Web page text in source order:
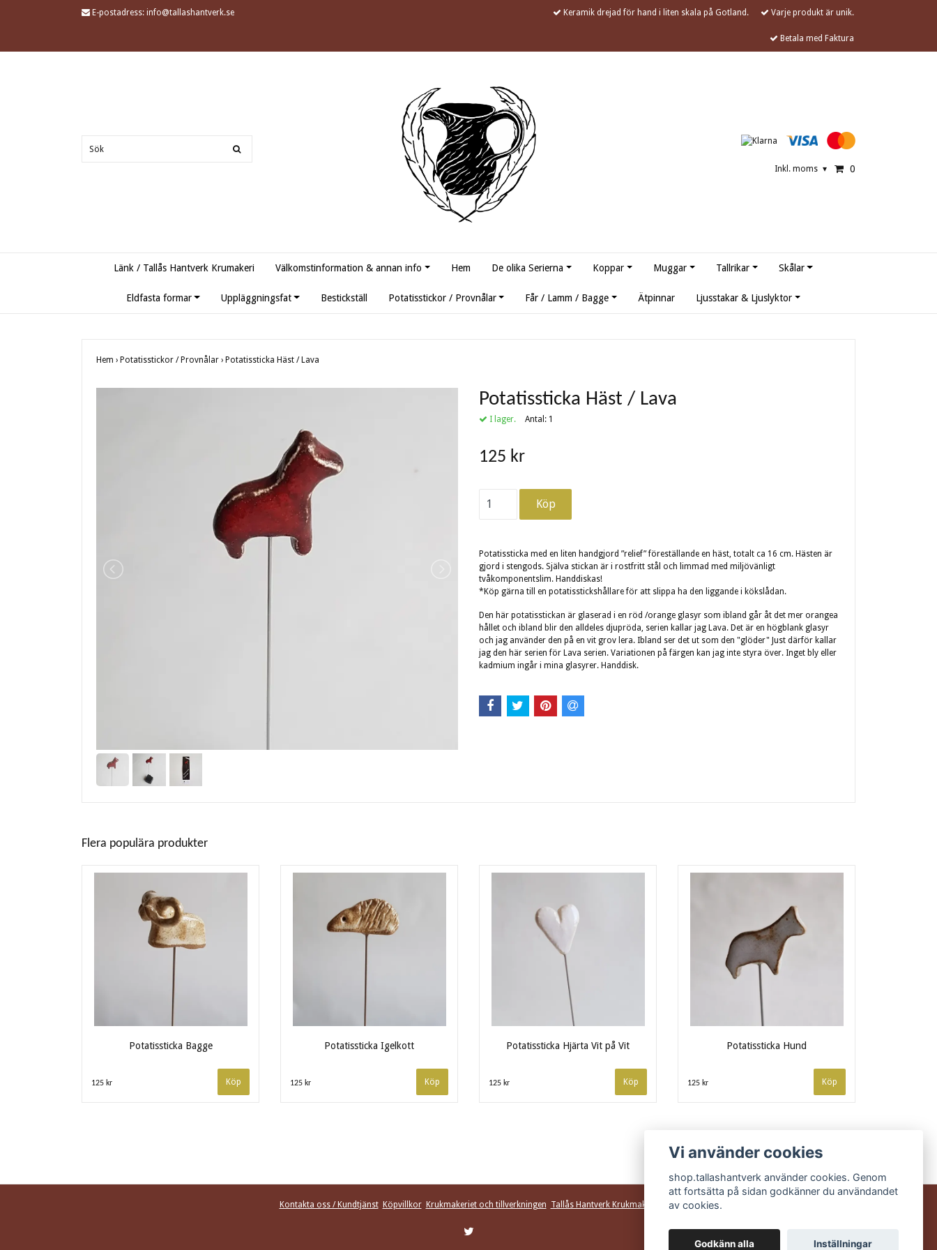
E-postadress: info@tallashantverk.se Keramik drejad för hand i liten skala på Gotland. Varje produkt är unik.
Betala med Faktura
Inkl. moms ▾ 0
Länk / Tallås Hantverk Krumakeri Välkomstinformation & annan info Hem De olika Serierna Koppar Muggar Tallrikar Skålar
Eldfasta formar Uppläggningsfat Bestickställ Potatisstickor / Provnålar Får / Lamm / Bagge Ätpinnar Ljusstakar & Ljuslyktor
Hem › Potatisstickor / Provnålar › Potatissticka Häst / Lava
Potatissticka Häst / Lava
I lager. Antal: 1
125 kr
Potatissticka med en liten handgjord ”relief” föreställande en häst, totalt ca 16 cm. Hästen är
gjord i stengods. Själva stickan är i rostfritt stål och limmad med miljövänligt
tvåkomponentslim. Handdiskas!
*Köp gärna till en potatisstickshållare för att slippa ha den liggande i kökslådan.
Den här potatisstickan är glaserad i en röd /orange glasyr som ibland går åt det mer orangea
hållet och ibland blir den alldeles djupröda, serien kallar jag Lava. Det är en högblank glasyr
och jag använder den på en vit grov lera. Ibland ser det ut som den "glöder" Just därför kallar
jag den här serien för Lava serien. Variationen på färgen kan jag inte styra över. Inget bly eller
kadmium ingår i mina glasyrer. Handdisk.
Flera populära produkter
Potatissticka Bagge
125 kr
Potatissticka Igelkott
125 kr
Potatissticka Hjärta Vit på Vit
125 kr
Potatissticka Hund
125 kr
Kontakta oss / Kundtjänst Köpvillkor Krukmakeriet och tillverkningen Tallås Hantverk Krukmakeri
Vi använder cookies
shop.tallashantverk använder cookies. Genom
att fortsätta på sidan godkänner du användandet
av cookies.
Godkänn alla Inställningar